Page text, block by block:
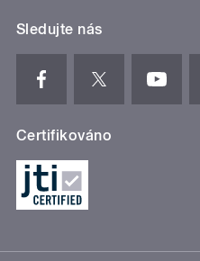
Sledujte nás
Certifikováno